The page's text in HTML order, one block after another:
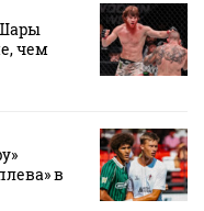
чем
в